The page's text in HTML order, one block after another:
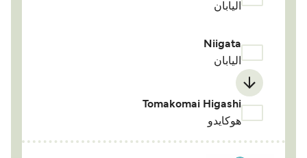
اليابان
Niigata
اليابان
Tomakomai Higashi
هوكايدو